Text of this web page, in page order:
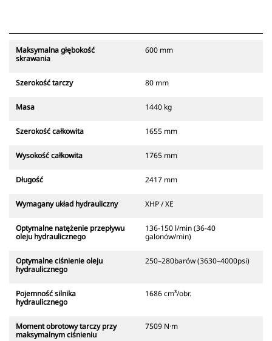
Maksymalna głębokość
skrawania
600 mm
Szerokość tarczy 80 mm
Masa 1440 kg
Szerokość całkowita 1655 mm
Wysokość całkowita 1765 mm
Długość 2417 mm
Wymagany układ hydrauliczny XHP / XE
Optymalne natężenie przepływu
oleju hydraulicznego
136-150 l/min (36-40
galonów/min)
Optymalne ciśnienie oleju
hydraulicznego
250–280barów (3630–4000psi)
Pojemność silnika
hydraulicznego
1686 cm³/obr.
Moment obrotowy tarczy przy
maksymalnym ciśnieniu
7509 N·m